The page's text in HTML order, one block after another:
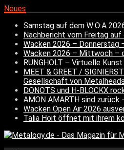
Neues
Samstag auf dem W:O:A
Nachbericht vom Freitag auf
Wacken 2026 – Donnerstag
Wacken 2026 – Mittwoch –
RUNGHOLT – Virtuelle
MEET & GREET /
Gesellschaft von Metalheads
DONOTS und H-BLOCKX
AMON AMARTH sind
Wacken Open Air 2026
Talia Hoit öffnet mit ihrem